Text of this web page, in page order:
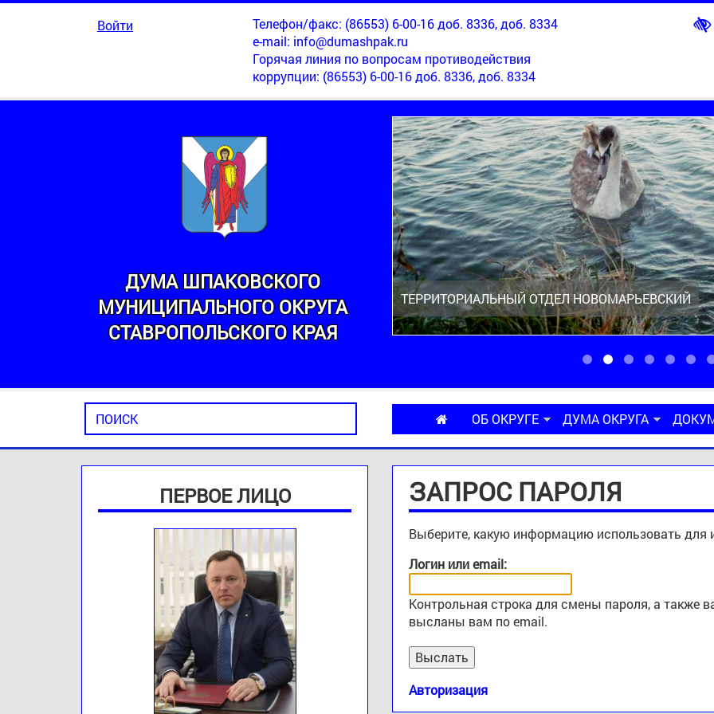
Войти
Телефон/факс: (86553) 6-00-16 доб. 8336, доб. 8334
e-mail: info@dumashpak.ru
Горячая линия по вопросам противодействия
коррупции: (86553) 6-00-16 доб. 8336, доб. 8334
ДУМА ШПАКОВСКОГО
МУНИЦИПАЛЬНОГО ОКРУГА
СТАВРОПОЛЬСКОГО КРАЯ
ТЕРРИТОРИАЛЬНЫЙ ОТДЕЛ НОВОМАРЬЕВСКИЙ
ОБ ОКРУГЕ ДУМА ОКРУГА
ПЕРВОЕ ЛИЦО ЗАПРОС ПАРОЛЯ
Выберите, какую информацию использовать для
Логин или email:
Контрольная строка для смены пароля, а также
высланы вам по email.
Авторизация